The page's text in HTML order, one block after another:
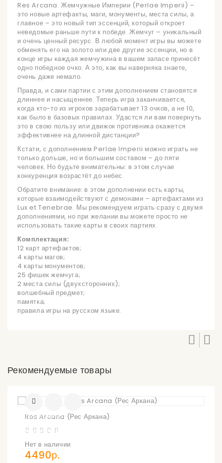
Res Arcana. Жемчужные Империи (Perlae Imperii) –
это новые артефакты, маги, монументы, места силы, а
главное – это новый тип эссенций, который откроет
неведомые раньше пути к победе. Жемчуг – уникальный
и очень ценный ресурс. В любой момент игры вы можете
обменять его на золото или две другие эссенции, но в
конце игры каждая жемчужина в вашем запасе принесёт
одно победное очко. А это, как вы наверняка знаете,
очень даже немало.
Правда, и сами партии с этим дополнением становятся
длиннее и насыщеннее. Теперь игра заканчивается,
когда кто-то из игроков зарабатывает 13 очков, а не 10,
как было в базовых правилах. Удастся ли вам повернуть
это в свою пользу или движок противника окажется
эффективнее на длинной дистанции?
Кстати, с дополнением Perlae Imperii можно играть не
только дольше, но и большим составом – до пяти
человек. Но будьте внимательны: в этом случае
конкуренция возрастёт до небес.
Обратите внимание: в этом дополнении есть карты,
которые взаимодействуют с демонами – артефактами из
Lux et Tenebrae. Мы рекомендуем играть сразу с двумя
дополнениями, но при желании вы можете просто не
использовать такие карты в своих партиях.
Комплектация:
12 карт артефактов;
4 карты магов;
4 карты монументов;
25 фишек жемчуга;
2 места силы (двухсторонних);
волшебный предмет;
памятка;
правила игры на русском языке.
Рекомендуемые товары
Res Arcana (Рес Аркана)
Нет в наличии
4490р.
УВЕДОМИТЬ
ПОСТУПЛЕНИИ